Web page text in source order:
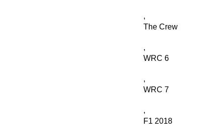
,
The Crew
,
WRC 6
,
WRC 7
,
F1 2018